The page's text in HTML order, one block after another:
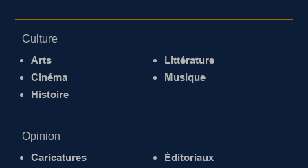
Culture
Arts
Cinéma
Histoire
Littérature
Musique
Opinion
Caricatures
Éditoriaux